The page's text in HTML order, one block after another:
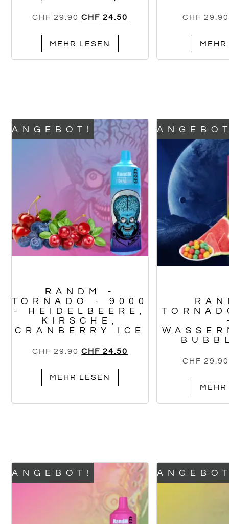
CHF 29.90 CHF 24.50
MEHR LESEN
CHF 29.90
ANGEBOT!
RANDM -
TORNADO - 9000
- HEIDELBEERE,
KIRSCHE,
CRANBERRY ICE
CHF 29.90 CHF 24.50
MEHR LESEN
CHF 29.90
ANGEBOT!